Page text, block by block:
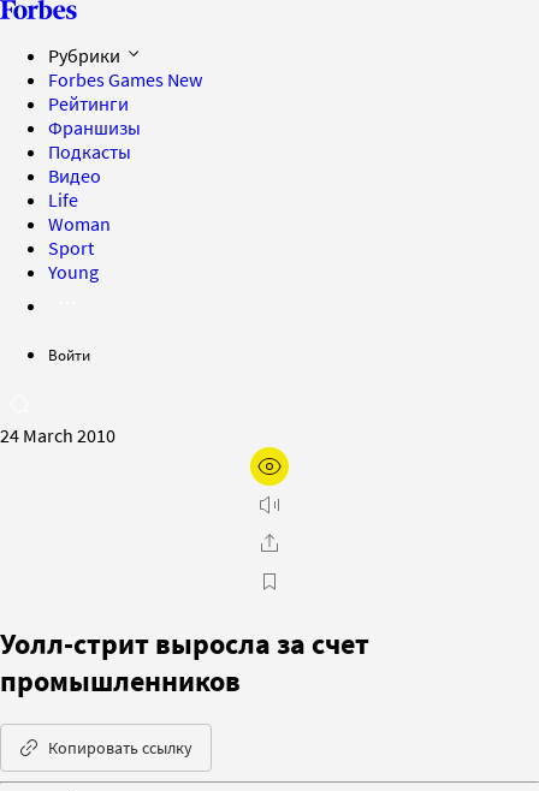
Рубрики
Forbes Games New
Рейтинги
Франшизы
Подкасты
Видео
Life
Woman
Sport
Young
Войти
24 March 2010
Уолл-стрит выросла за счет
промышленников
Копировать ссылку